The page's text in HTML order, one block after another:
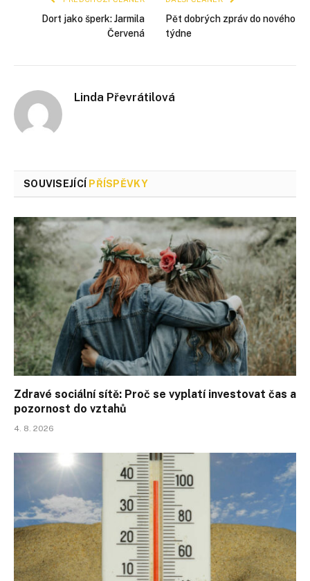
Dort jako šperk: Jarmila
Červená
Pět dobrých zpráv do nového
týdne
Linda Převrátilová
SOUVISEJÍCÍ PŘÍSPĚVKY
Zdravé sociální sítě: Proč se vyplatí investovat čas a
pozornost do vztahů
4. 8. 2026